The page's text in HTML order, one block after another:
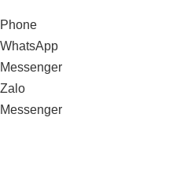
Phone
WhatsApp
Messenger
Zalo
Messenger